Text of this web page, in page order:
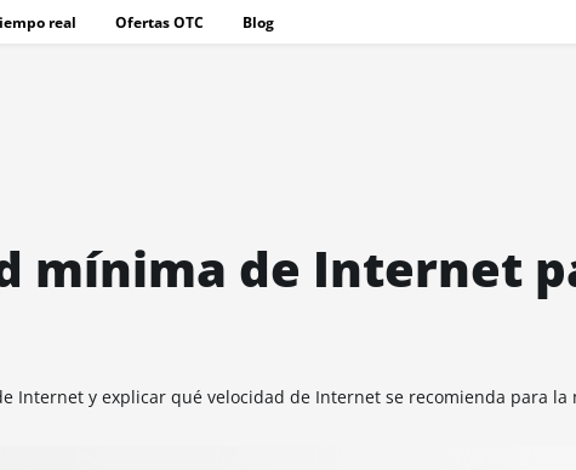
real Ofertas OTC Blog
mínima de Internet
Internet y explicar qué velocidad de Internet se recomienda para la